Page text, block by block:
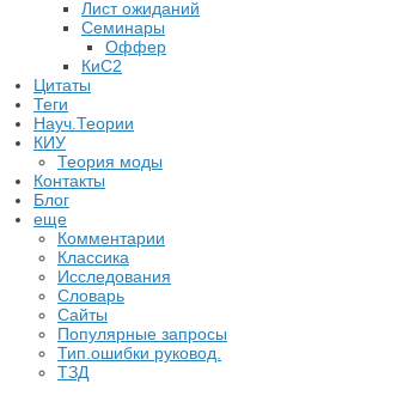
Лист ожиданий
Семинары
Оффер
КиС2
Цитаты
Теги
Науч.Теории
КИУ
Теория моды
Контакты
Блог
еще
Комментарии
Классика
Исследования
Словарь
Сайты
Популярные запросы
Тип.ошибки руковод.
ТЗД